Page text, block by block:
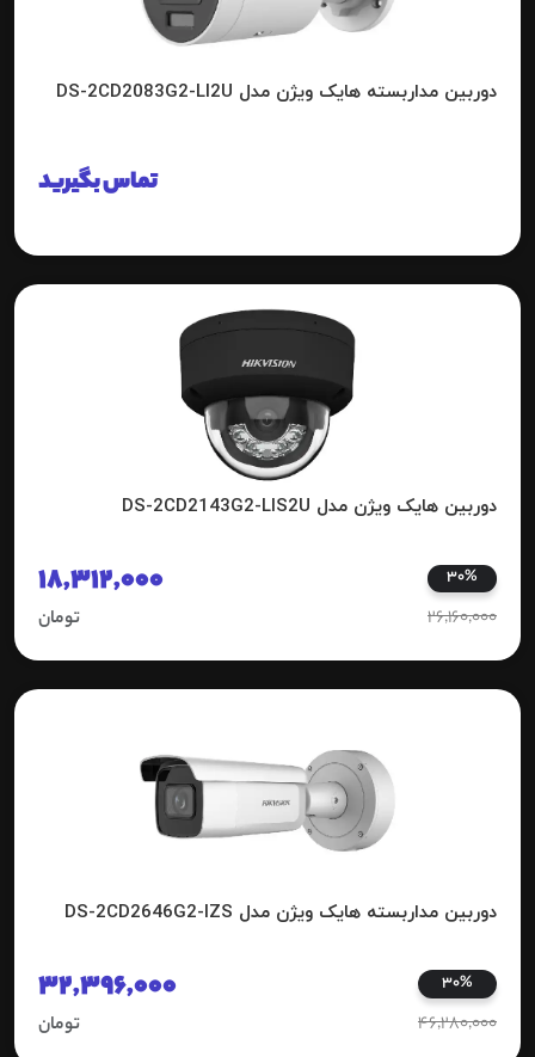
دوربین مداربسته هایک ویژن مدل DS-2CD2083G2-LI2U
تماس بگیرید
دوربین هایک ویژن مدل DS-2CD2143G2-LIS2U
30%
26,160,000
18,312,000
تومان
دوربین مداربسته هایک ویژن مدل DS-2CD2646G2-IZS
30%
46,280,000
32,396,000
تومان